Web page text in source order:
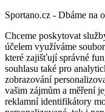
Sportano.cz - Dbáme na
Chceme poskytovat
účelem využíváme
které zajišťují správné
souhlasu také pro
zobrazování
vašim zájmům a měření
reklamní identifikátory